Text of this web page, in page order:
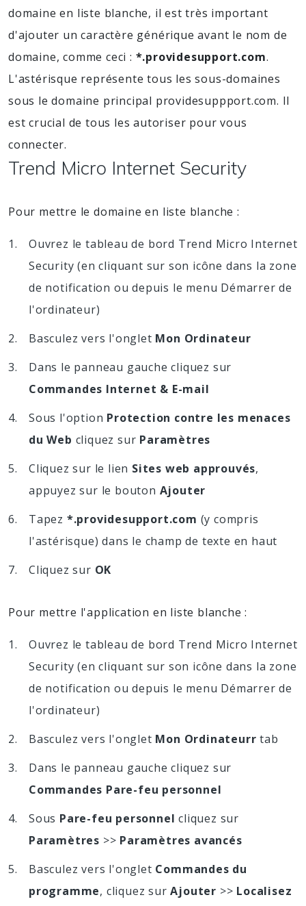
domaine en liste blanche, il est très important
d'ajouter un caractère générique avant le nom de
domaine, comme ceci : *.providesupport.com.
L'astérisque représente tous les sous-domaines
sous le domaine principal providesuppport.com. Il
est crucial de tous les autoriser pour vous
connecter.
Trend Micro Internet Security
Pour mettre le domaine en liste blanche :
Ouvrez le tableau de bord Trend Micro Internet
Security (en cliquant sur son icône dans la zone
de notification ou depuis le menu Démarrer de
l'ordinateur)
Basculez vers l'onglet Mon Ordinateur
Dans le panneau gauche cliquez sur
Commandes Internet & E-mail
Sous l'option Protection contre les menaces
du Web cliquez sur Paramètres
Cliquez sur le lien Sites web approuvés,
appuyez sur le bouton Ajouter
Tapez *.providesupport.com (y compris
l'astérisque) dans le champ de texte en haut
Cliquez sur OK
Pour mettre l'application en liste blanche :
Ouvrez le tableau de bord Trend Micro Internet
Security (en cliquant sur son icône dans la zone
de notification ou depuis le menu Démarrer de
l'ordinateur)
Basculez vers l'onglet Mon Ordinateurrtab
Dans le panneau gauche cliquez sur
Commandes Pare-feu personnel
Sous Pare-feu personnel cliquez sur
Paramètres >> Paramètres avancés
Basculez vers l'onglet Commandes du
programme, cliquez surAjouter >> Localisez